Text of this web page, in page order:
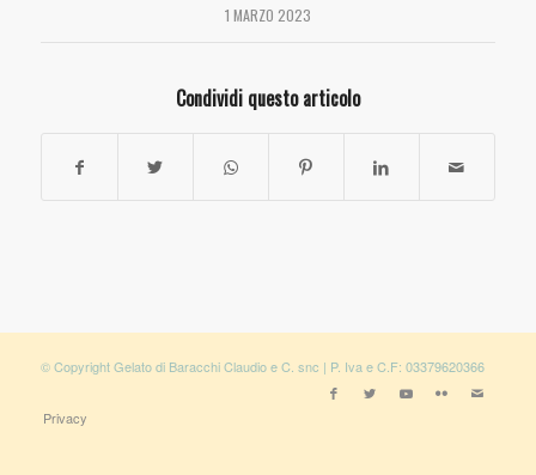
1 MARZO 2023
Condividi questo articolo
© Copyright Gelato di Baracchi Claudio e C. snc | P. Iva e C.F: 03379620366
Privacy